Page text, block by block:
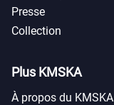
Presse
Collection
Plus KMSKA
À propos du KMSKA